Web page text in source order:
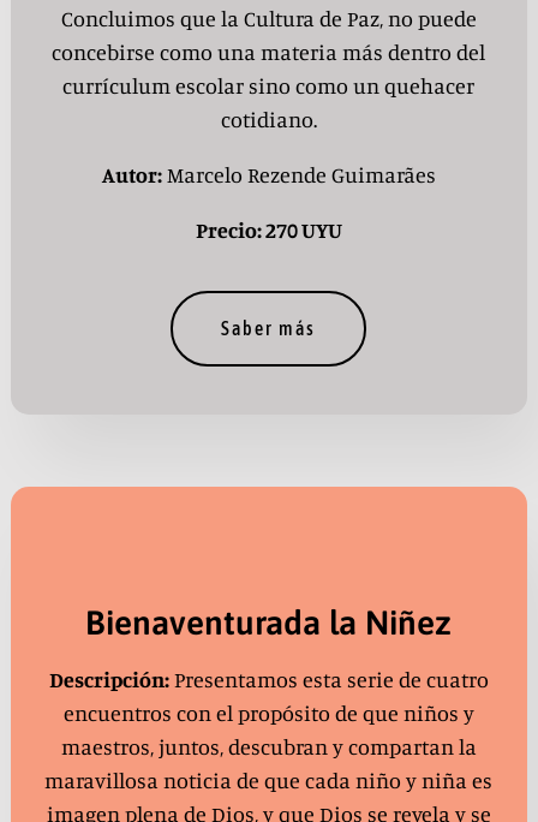
Concluimos que la Cultura de Paz, no puede
concebirse como una materia más dentro del
currículum escolar sino como un quehacer
cotidiano.
Autor:Marcelo Rezende Guimarães
Precio: 270 UYU
Saber más
Bienaventurada la Niñez
Descripción:Presentamos esta serie de cuatro
encuentros con el propósito de que niños y
maestros, juntos, descubran y compartan la
maravillosa noticia de que cada niño y niña es
imagen plena de Dios, y que Dios se revela y se